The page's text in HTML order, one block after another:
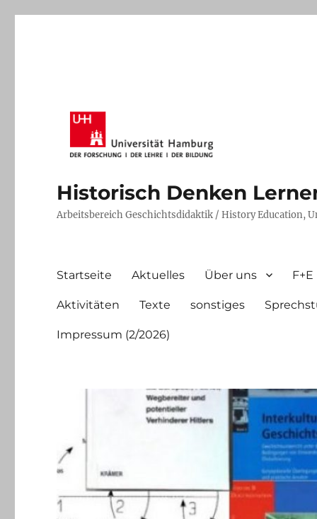
Historisch Denken
Arbeitsbereich Geschichtsdidaktik / History Education,
Startseite Aktuelles Über uns F+E
Aktivitäten Texte sonstiges
Impressum (2/2026)